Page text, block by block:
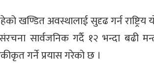
खण्डित अवस्थालाई सुदृढ गर्न
संरचना सार्वजनिक गर्दै १२ भन्दा बढी
गर्ने प्रयास गरेको छ ।